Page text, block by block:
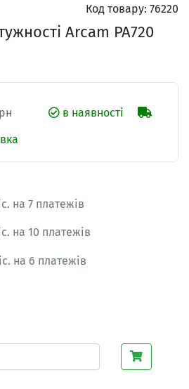
Код товару: 76220
Arcam PA720
в наявності
на 7 платежів
на 10 платежів
на 6 платежів